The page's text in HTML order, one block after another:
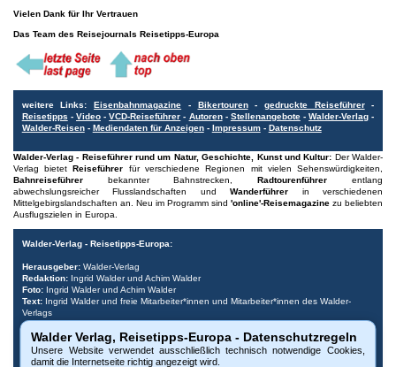
Vielen Dank für Ihr Vertrauen
Das Team des Reisejournals Reisetipps-Europa
weitere Links: Eisenbahnmagazine - Bikertouren- gedruckte Reiseführer-
Reisetipps - Video -VCD-Reiseführer - Autoren- Stellenangebote-Walder-Verlag -
Walder-Reisen- Mediendaten für Anzeigen- Impressum- Datenschutz
Walder-Verlag - Reiseführer rund um Natur, Geschichte, Kunst und Kultur: Der Walder-
Verlag bietet
Reiseführer für verschiedene Regionen mit vielen Sehenswürdigkeiten,
Bahnreiseführerbekannter Bahnstrecken, Radtourenführer entlang
abwechslungsreicher Flusslandschaften undWanderführer in verschiedenen
Mittelgebirgslandschaften an. Neu im Programm sind'online'-Reisemagazine zu beliebten
Ausflugszielen in Europa.
Walder-Verlag - Reisetipps-Europa:
Herausgeber:Walder-Verlag
Redaktion: Ingrid Walder und Achim Walder
Foto: Ingrid Walder und Achim Walder
Text: Ingrid Walder und freie Mitarbeiter*innen und Mitarbeiter*innen des Walder-
Verlags
- Fotos und Texte, wenn gekennzeichnet, wurden von Tourismus-Büros
freundlicherweise bereitgestellt.
Urheberrecht:Bitte beachten Sie, dass alle Urheberrechte der Bilder und Dokumente
Walder Verlag, Reisetipps-Europa - Datenschutzregeln
Unsere Website verwendet ausschließlich technisch notwendige Cookies,
damit die Internetseite richtig angezeigt wird.